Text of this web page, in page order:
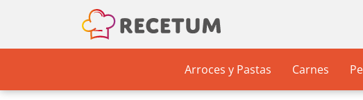
Arroces y Pastas Carnes